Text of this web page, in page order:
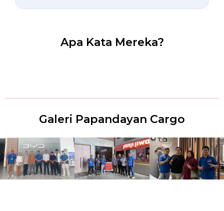
Apa Kata Mereka?
Galeri Papandayan Cargo